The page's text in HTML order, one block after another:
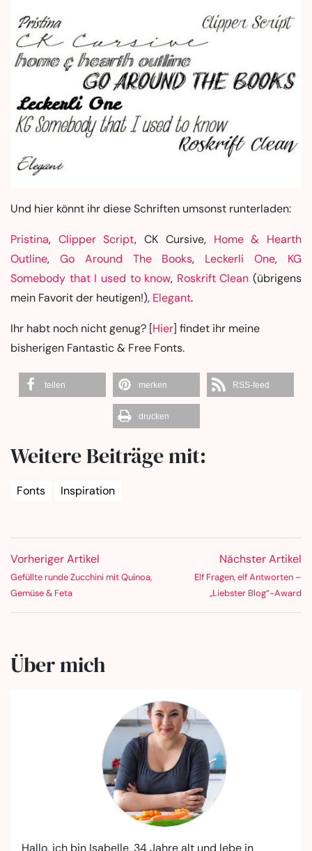
Und hier könnt ihr diese Schriften umsonst runterladen:
Pristina, Clipper Script, CK Cursive, Home & Hearth
Outline, Go Around The Books, Leckerli One, KG
Somebody that I used to know, Roskrift Clean (übrigens
mein Favorit der heutigen!), Elegant.
Ihr habt noch nicht genug? [Hier] findet ihr meine
bisherigen Fantastic & Free Fonts.
teilen merken RSS-feed
drucken
Weitere Beiträge mit:
Fonts Inspiration
Vorheriger Artikel
Gefüllte runde Zucchini mit Quinoa,
Gemüse & Feta
Nächster Artikel
Elf Fragen, elf Antworten –
„Liebster Blog“-Award
Über mich
Hallo, ich bin Isabelle, 34 Jahre alt und lebe in